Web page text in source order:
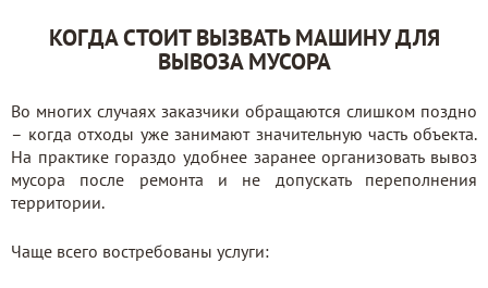
КОГДА СТОИТ ВЫЗВАТЬ МАШИНУ ДЛЯ
ВЫВОЗА МУСОРА
Во многих случаях заказчики обращаются слишком поздно
– когда отходы уже занимают значительную часть объекта.
На практике гораздо удобнее заранее организовать вывоз
мусора после ремонта и не допускать переполнения
территории.
Чаще всего востребованы услуги: